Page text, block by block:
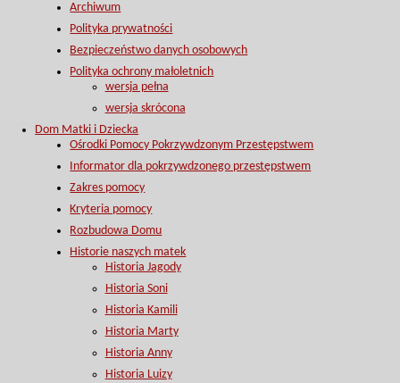
Archiwum
Polityka prywatności
Bezpieczeństwo danych osobowych
Polityka ochrony małoletnich
wersja pełna
wersja skrócona
Dom Matki i Dziecka
Ośrodki Pomocy Pokrzywdzonym Przestępstwem
Informator dla pokrzywdzonego przestępstwem
Zakres pomocy
Kryteria pomocy
Rozbudowa Domu
Historie naszych matek
Historia Jagody
Historia Soni
Historia Kamili
Historia Marty
Historia Anny
Historia Luizy